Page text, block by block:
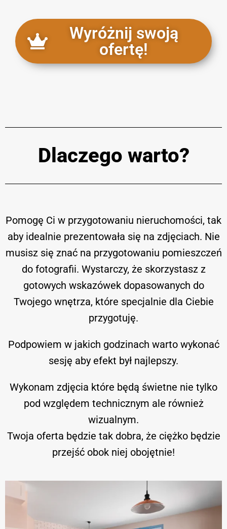
Wyróżnij swoją
ofertę!
Dlaczego warto?
Pomogę Ci w przygotowaniu nieruchomości, tak
aby idealnie prezentowała się na zdjęciach. Nie
musisz się znać na przygotowaniu pomieszczeń
do fotografii. Wystarczy, że skorzystasz z
gotowych wskazówek dopasowanych do
Twojego wnętrza, które specjalnie dla Ciebie
przygotuję.
Podpowiem w jakich godzinach warto wykonać
sesję aby efekt był najlepszy.
Wykonam zdjęcia które będą świetne nie tylko
pod względem technicznym ale również
wizualnym.
Twoja oferta będzie tak dobra, że ciężko będzie
przejść obok niej obojętnie!